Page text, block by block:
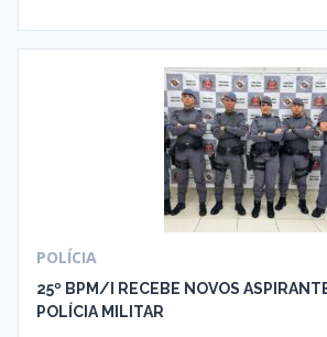
POLÍCIA
25º BPM/I RECEBE NOVOS
POLÍCIA MILITAR